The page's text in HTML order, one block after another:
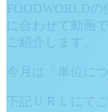
FOODWORLD
に合わせて動画で
ご紹介します。
今月は「単位に
下記ＵＲＬにて